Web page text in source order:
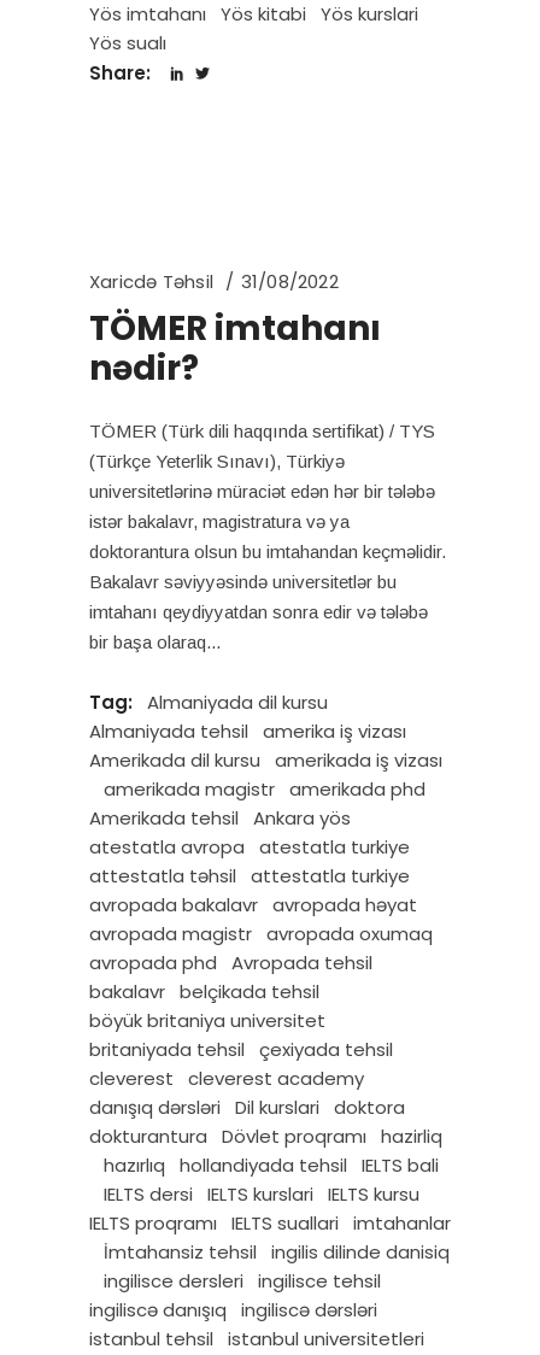
Yös imtahanı
Yös kitabi
Yös kurslari
Yös sualı
Share:
Xaricdə Təhsil 31/08/2022
TÖMER imtahanı
nədir?
TÖMER (Türk dili haqqında sertifikat) / TYS
(Türkçe Yeterlik Sınavı), Türkiyə
universitetlərinə müraciət edən hər bir tələbə
istər bakalavr, magistratura və ya
doktorantura olsun bu imtahandan keçməlidir.
Bakalavr səviyyəsində universitetlər bu
imtahanı qeydiyyatdan sonra edir və tələbə
bir başa olaraq
Tag:
Almaniyada dil kursu
Almaniyada tehsil
amerika iş vizası
Amerikada dil kursu
amerikada iş vizası
amerikada magistr amerikada phd
Amerikada tehsil
Ankara yös
atestatla avropa
atestatla turkiye
attestatla təhsil
attestatla turkiye
avropada bakalavr avropada həyat
avropada magistr avropada oxumaq
avropada phd
Avropada tehsil
bakalavr belçikada tehsil
böyük britaniya universitet
britaniyada tehsil
çexiyada tehsil
cleverest
cleverest academy
danışıq dərsləri
Dil kurslari
doktora
dokturantura
Dövlet proqramı
hazirliq
hazırlıq
hollandiyada tehsil
IELTS bali
IELTS dersi
IELTS kurslari
IELTS kursu
IELTS proqramı
IELTS suallari
imtahanlar
İmtahansiz tehsil
ingilis dilinde danisiq
ingilisce dersleri
ingilisce tehsil
ingiliscə danışıq
ingiliscə dərsləri
istanbul tehsil
istanbul universitetleri